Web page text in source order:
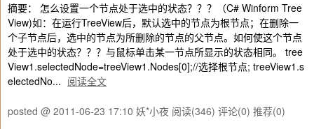
摘要： 怎么设置一个节点处于选中的状态？？？（C# Winform Tree
View)如：在运行TreeView后，默认选中的节点为根节点；在删除一
个子节点后，选中的节点为所删除的节点的父节点。如何使这个节点
处于选中的状态？？？与鼠标单击某一节点所显示的状态相同。 tree
View1.selectedNode=treeView1.Nodes[0];//选择根节点; treeView1.s
electedNo... 阅读全文
posted @ 2011-06-23 17:10 妖*小夜 阅读(346) 评论(0) 推荐(0)